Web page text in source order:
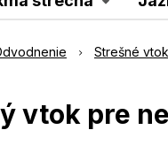
Strešné
vtok pre